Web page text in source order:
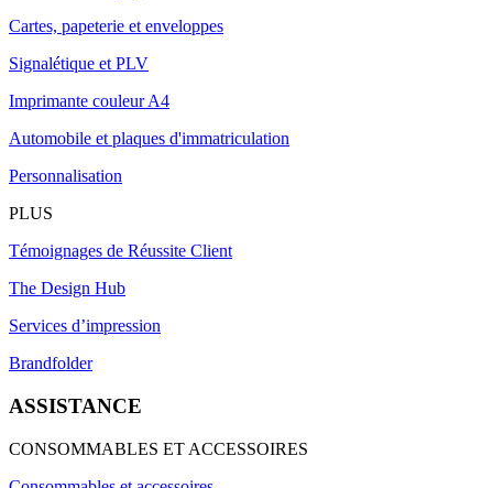
Cartes, papeterie et enveloppes
Signalétique et PLV
Imprimante couleur A4
Automobile et plaques d'immatriculation
Personnalisation
PLUS
Témoignages de Réussite Client
The Design Hub
Services d’impression
Brandfolder
ASSISTANCE
CONSOMMABLES ET ACCESSOIRES